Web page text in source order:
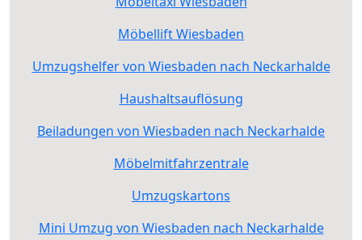
Möbellift Wiesbaden
Umzugshelfer von Wiesbaden nach Neckarhalde
Haushaltsauflösung
Beiladungen von Wiesbaden nach Neckarhalde
Möbelmitfahrzentrale
Umzugskartons
Mini Umzug von Wiesbaden nach Neckarhalde